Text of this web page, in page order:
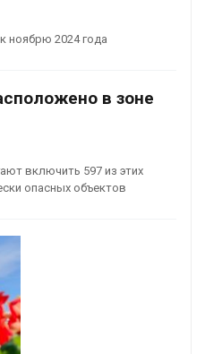
ноябрю 2024 года
в зоне
включить 597 из этих
опасных объектов